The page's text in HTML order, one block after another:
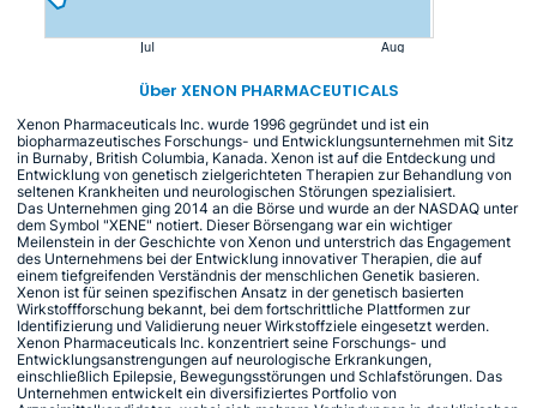
Über XENON PHARMACEUTICALS
Xenon Pharmaceuticals Inc. wurde 1996 gegründet und ist ein
biopharmazeutisches Forschungs- und Entwicklungsunternehmen mit Sitz
in Burnaby, British Columbia, Kanada. Xenon ist auf die Entdeckung und
Entwicklung von genetisch zielgerichteten Therapien zur Behandlung von
seltenen Krankheiten und neurologischen Störungen spezialisiert.
Das Unternehmen ging 2014 an die Börse und wurde an der NASDAQ unter
dem Symbol "XENE" notiert. Dieser Börsengang war ein wichtiger
Meilenstein in der Geschichte von Xenon und unterstrich das Engagement
des Unternehmens bei der Entwicklung innovativer Therapien, die auf
einem tiefgreifenden Verständnis der menschlichen Genetik basieren.
Xenon ist für seinen spezifischen Ansatz in der genetisch basierten
Wirkstoffforschung bekannt, bei dem fortschrittliche Plattformen zur
Identifizierung und Validierung neuer Wirkstoffziele eingesetzt werden.
Xenon Pharmaceuticals Inc. konzentriert seine Forschungs- und
Entwicklungsanstrengungen auf neurologische Erkrankungen,
einschließlich Epilepsie, Bewegungsstörungen und Schlafstörungen. Das
Unternehmen entwickelt ein diversifiziertes Portfolio von